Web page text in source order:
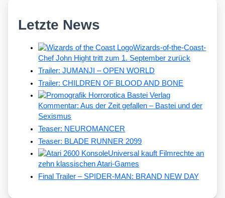
Letzte News
Wizards-of-the-Coast-
Chef John Hight tritt zum 1. September zurück
Trailer: JUMANJI – OPEN WORLD
Trailer: CHILDREN OF BLOOD AND BONE
Kommentar: Aus der Zeit gefallen – Bastei und der
Sexismus
Teaser: NEUROMANCER
Teaser: BLADE RUNNER 2099
Universal kauft Filmrechte an
zehn klassischen Atari-Games
Final Trailer – SPIDER-MAN: BRAND NEW DAY